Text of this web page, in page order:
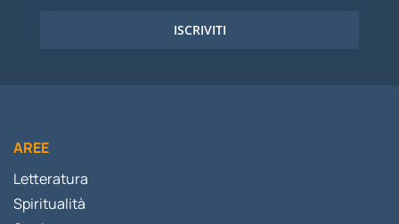
ISCRIVITI
AREE
Letteratura
Spiritualità